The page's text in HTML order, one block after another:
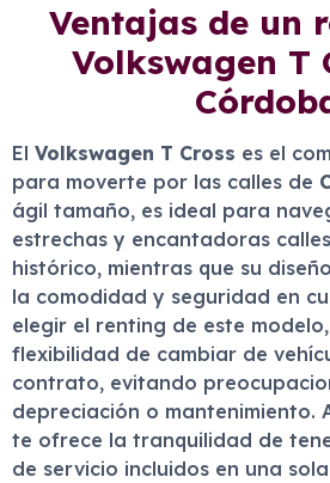
Ventajas de un
Volkswagen T
El Volkswagen T Cross es el
para moverte por las calles de
ágil tamaño, es ideal para
estrechas y encantadoras
histórico, mientras que su
la comodidad y seguridad en
elegir el renting de este
flexibilidad de cambiar de
contrato, evitando
depreciación o mantenimiento.
te ofrece la tranquilidad de
de servicio incluidos en una